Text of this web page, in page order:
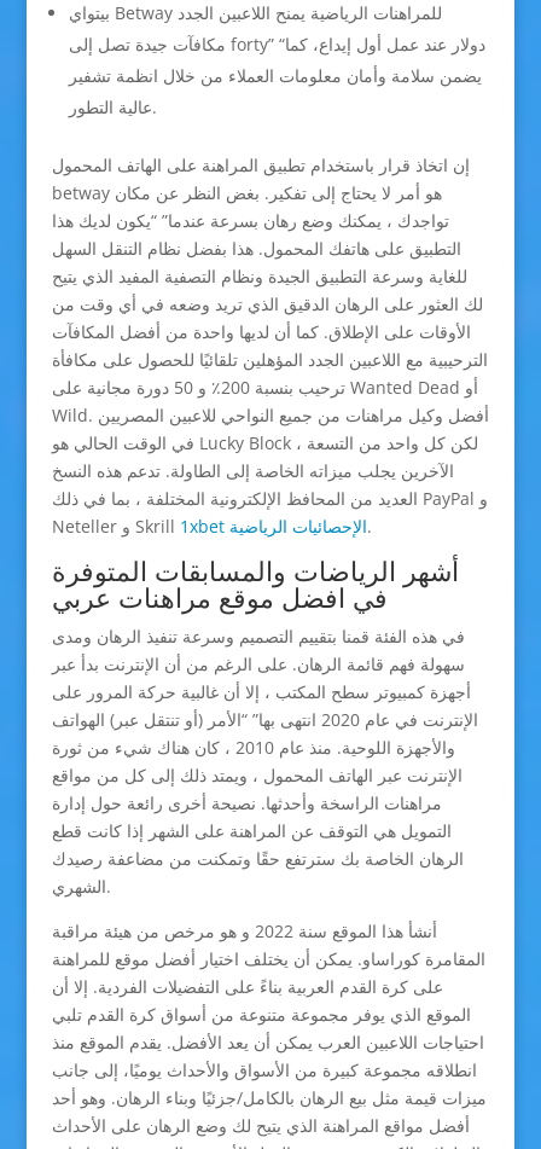
بيتواي Betway للمراهنات الرياضية يمنح اللاعبين الجدد
مكافآت جيدة تصل إلى forty” “دولار عند عمل أول إيداع، كما
يضمن سلامة وأمان معلومات العملاء من خلال انظمة تشفير
عالية التطور.
إن اتخاذ قرار باستخدام تطبيق المراهنة على الهاتف المحمول
betway هو أمر لا يحتاج إلى تفكير. بغض النظر عن مكان
تواجدك ، يمكنك وضع رهان بسرعة عندما” “يكون لديك هذا
التطبيق على هاتفك المحمول. هذا بفضل نظام التنقل السهل
للغاية وسرعة التطبيق الجيدة ونظام التصفية المفيد الذي يتيح
لك العثور على الرهان الدقيق الذي تريد وضعه في أي وقت من
الأوقات على الإطلاق. كما أن لديها واحدة من أفضل المكافآت
الترحيبية مع اللاعبين الجدد المؤهلين تلقائيًا للحصول على مكافأة
ترحيب بنسبة 200٪ و 50 دورة مجانية على Wanted Dead أو
Wild. أفضل وكيل مراهنات من جميع النواحي للاعبين المصريين
في الوقت الحالي هو Lucky Block ، لكن كل واحد من التسعة
الآخرين يجلب ميزاته الخاصة إلى الطاولة. تدعم هذه النسخ
العديد من المحافظ الإلكترونية المختلفة ، بما في ذلك PayPal و
Neteller و Skrill
1xbet الإحصائيات الرياضية.
أشهر الرياضات والمسابقات المتوفرة
في افضل موقع مراهنات عربي
في هذه الفئة قمنا بتقييم التصميم وسرعة تنفيذ الرهان ومدى
سهولة فهم قائمة الرهان. على الرغم من أن الإنترنت بدأ عبر
أجهزة كمبيوتر سطح المكتب ، إلا أن غالبية حركة المرور على
الإنترنت في عام 2020 انتهى بها” “الأمر (أو تنتقل عبر) الهواتف
والأجهزة اللوحية. منذ عام 2010 ، كان هناك شيء من ثورة
الإنترنت عبر الهاتف المحمول ، ويمتد ذلك إلى كل من مواقع
مراهنات الراسخة وأحدثها. نصيحة أخرى رائعة حول إدارة
التمويل هي التوقف عن المراهنة على الشهر إذا كانت قطع
الرهان الخاصة بك سترتفع حقًا وتمكنت من مضاعفة رصيدك
الشهري.
أنشأ هذا الموقع سنة 2022 و هو مرخص من هيئة مراقبة
المقامرة كوراساو. يمكن أن يختلف اختيار أفضل موقع للمراهنة
على كرة القدم العربية بناءً على التفضيلات الفردية. إلا أن
الموقع الذي يوفر مجموعة متنوعة من أسواق كرة القدم تلبي
احتياجات اللاعبين العرب يمكن أن يعد الأفضل. يقدم الموقع منذ
انطلاقه مجموعة كبيرة من الأسواق والأحداث يوميًا، إلى جانب
ميزات قيمة مثل بيع الرهان بالكامل/جزئيًا وبناء الرهان. وهو أحد
أفضل مواقع المراهنة الذي يتيح لك وضع الرهان على الأحداث